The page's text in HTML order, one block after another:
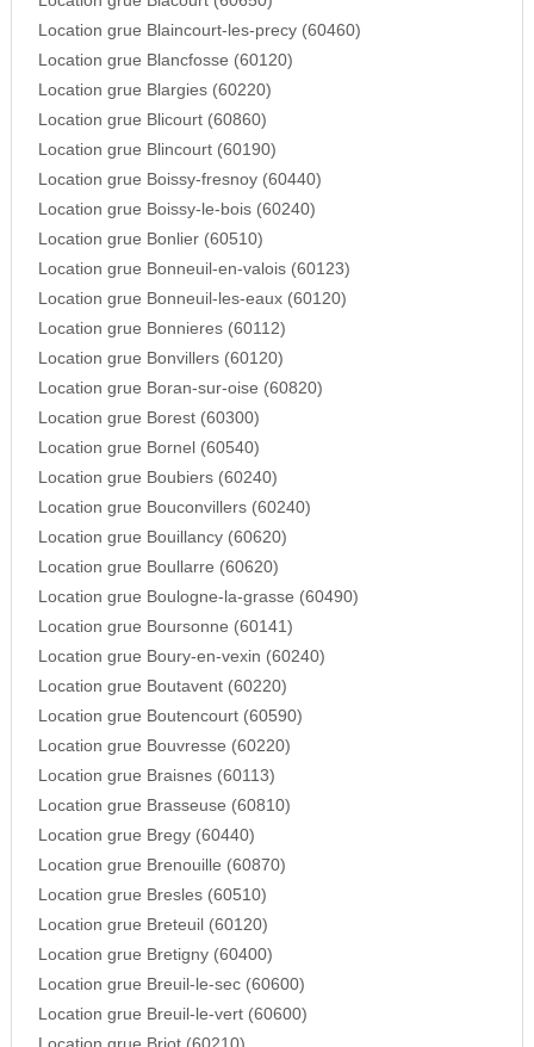
Location grue Blaincourt-les-precy (60460)
Location grue Blancfosse (60120)
Location grue Blargies (60220)
Location grue Blicourt (60860)
Location grue Blincourt (60190)
Location grue Boissy-fresnoy (60440)
Location grue Boissy-le-bois (60240)
Location grue Bonlier (60510)
Location grue Bonneuil-en-valois (60123)
Location grue Bonneuil-les-eaux (60120)
Location grue Bonnieres (60112)
Location grue Bonvillers (60120)
Location grue Boran-sur-oise (60820)
Location grue Borest (60300)
Location grue Bornel (60540)
Location grue Boubiers (60240)
Location grue Bouconvillers (60240)
Location grue Bouillancy (60620)
Location grue Boullarre (60620)
Location grue Boulogne-la-grasse (60490)
Location grue Boursonne (60141)
Location grue Boury-en-vexin (60240)
Location grue Boutavent (60220)
Location grue Boutencourt (60590)
Location grue Bouvresse (60220)
Location grue Braisnes (60113)
Location grue Brasseuse (60810)
Location grue Bregy (60440)
Location grue Brenouille (60870)
Location grue Bresles (60510)
Location grue Breteuil (60120)
Location grue Bretigny (60400)
Location grue Breuil-le-sec (60600)
Location grue Breuil-le-vert (60600)